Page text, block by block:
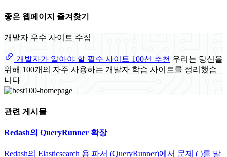
좋은 웹페이지 즐겨찾기
개발자 우수 사이트 수집
개발자가 알아야 할 필수 사이트 100선 추천 우리는 당신을
위해 100개의 자주 사용하는 개발자 학습 사이트를 정리했습
니다
관련 게시물
Redash의 QueryRunner 확장
Redash의 Elasticsearch 용 파서 (QueryRunner)에서 문제 ( )를 발